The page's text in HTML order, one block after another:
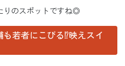
りのスポットですね◎
若者にこびる⁉映えスイ